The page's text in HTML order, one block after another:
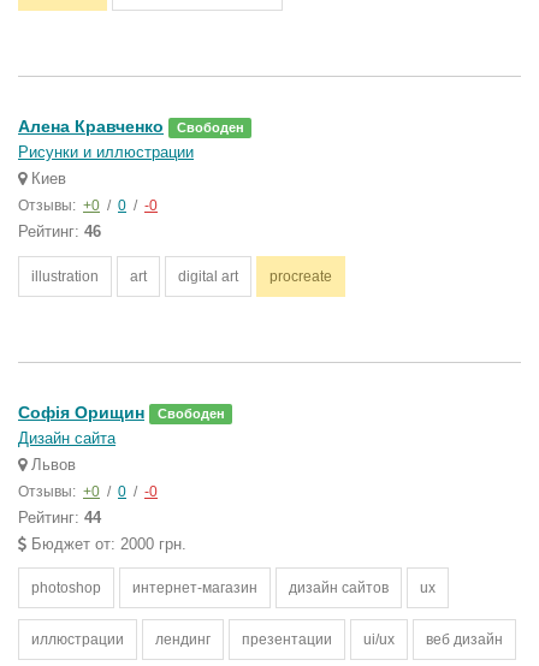
Алена Кравченко Свободен
Рисунки и иллюстрации
Киев
Отзывы: +0 / 0 / -0
Рейтинг: 46
illustration art digital art procreate
Софія Орищин Свободен
Дизайн сайта
Львов
Отзывы: +0 / 0 / -0
Рейтинг: 44
Бюджет от: 2000 грн.
photoshop интернет-магазин дизайн сайтов ux
иллюстрации лендинг презентации ui/ux веб дизайн